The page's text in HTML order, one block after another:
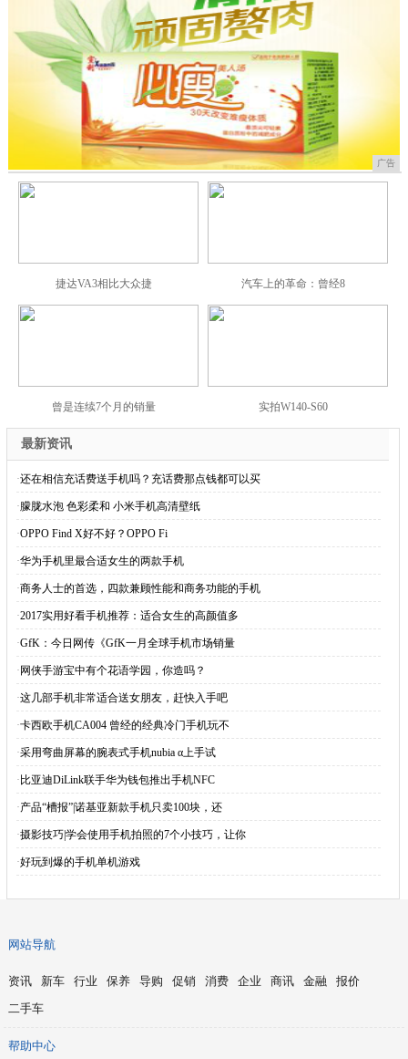
广告
捷达VA3相比大众捷 汽车上的革命：曾经8
曾是连续7个月的销量 实拍W140-S60
最新资讯
·还在相信充话费送手机吗？充话费那点钱都可以买
·朦胧水泡 色彩柔和 小米手机高清壁纸
·OPPO Find X好不好？OPPO Fi
·华为手机里最合适女生的两款手机
·商务人士的首选，四款兼顾性能和商务功能的手机
·2017实用好看手机推荐：适合女生的高颜值多
·GfK：今日网传《GfK一月全球手机市场销量
· 网侠手游宝中有个花语学园，你造吗？
·这几部手机非常适合送女朋友，赶快入手吧
·卡西欧手机CA004 曾经的经典冷门手机玩不
·采用弯曲屏幕的腕表式手机nubia α上手试
· 比亚迪DiLink联手华为钱包推出手机NFC
·产品“槽报”|诺基亚新款手机只卖100块，还
·摄影技巧|学会使用手机拍照的7个小技巧，让你
·好玩到爆的手机单机游戏
网站导航
资讯 新车 行业 保养 导购 促销 消费 企业 商讯 金融
报价
二手车
帮助中心